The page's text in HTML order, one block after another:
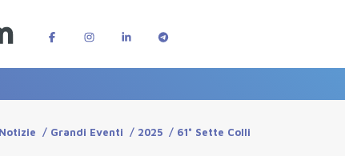
Notizie / Grandi Eventi / 2025 / 61° Sette Colli